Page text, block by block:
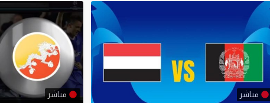
مباشر مباشر